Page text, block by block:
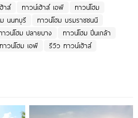
าส์ ทาวน์เฮ้าส์ เอพี
ทาวน์โฮม
นนทบุรี
ทาวน์โฮม บรมราชชนนี
าวน์โฮม ปลายบาง
ทาวน์โฮม ปิ่นเกล้า
ทาวน์โฮม เอพี
รีวิว ทาวน์เฮ้าส์